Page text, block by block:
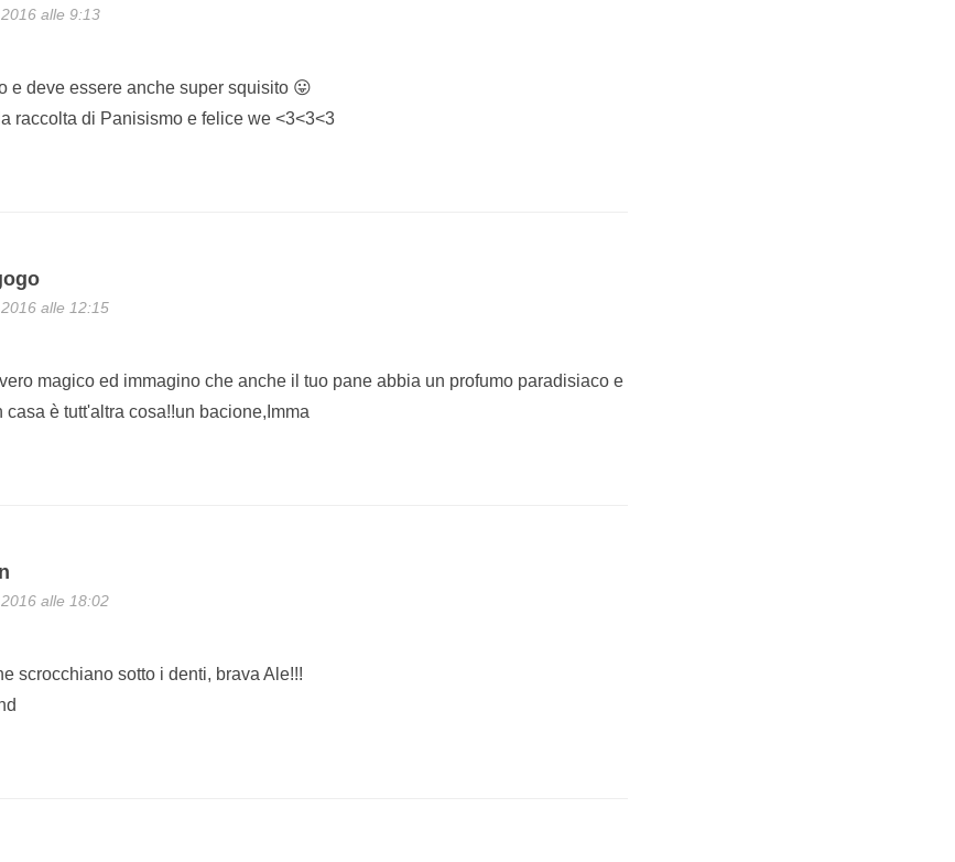
alle 9:13
e deve essere anche super squisito 😛
raccolta di Panisismo e felice we <3<3<3
alle 12:15
magico ed immagino che anche il tuo pane abbia un profumo paradisiaco e
è tutt'altra cosa!!un bacione,Imma
alle 18:02
scrocchiano sotto i denti, brava Ale!!!